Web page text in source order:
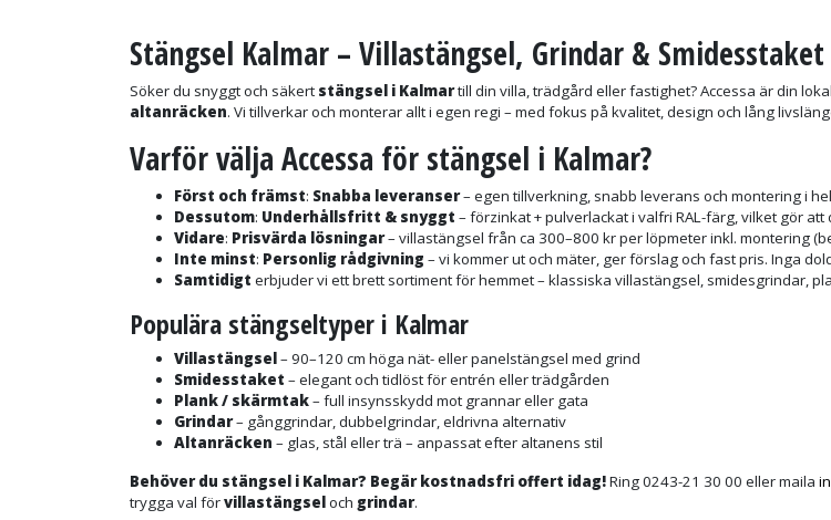
Stängsel Kalmar – Villastängsel, Grindar & Smidesstaket
Söker du snyggt och säkert stängsel i Kalmartill din villa, trädgård eller fastighet? Accessa är din
altanräcken. Vi tillverkar och monterar allt i egen regi – med fokus på kvalitet, design och lång
Varför välja Accessa för stängsel i Kalmar?
Först och främst: Snabba leveranser– egen tillverkning, snabb leverans och montering i
Dessutom: Underhållsfritt & snyggt – förzinkat + pulverlackat i valfri RAL-färg, vilket gör
Vidare: Prisvärda lösningar– villastängsel från ca 300–800 kr per löpmeter inkl. montering
Inte minst: Personlig rådgivning – vi kommer ut och mäter, ger förslag och fast pris. Inga
Samtidigt erbjuder vi ett brett sortiment för hemmet – klassiska villastängsel, smidesgrindar,
Populära stängseltyper i Kalmar
Villastängsel– 90–120 cm höga nät- eller panelstängsel med grind
Smidesstaket – elegant och tidlöst för entrén eller trädgården
Plank / skärmtak– full insynsskydd mot grannar eller gata
Grindar– gånggrindar, dubbelgrindar, eldrivna alternativ
Altanräcken – glas, stål eller trä – anpassat efter altanens stil
Behöver du stängsel i Kalmar? Begär kostnadsfri offert idag!Ring 0243-21 30 00 eller maila
trygga val förvillastängseloch grindar.